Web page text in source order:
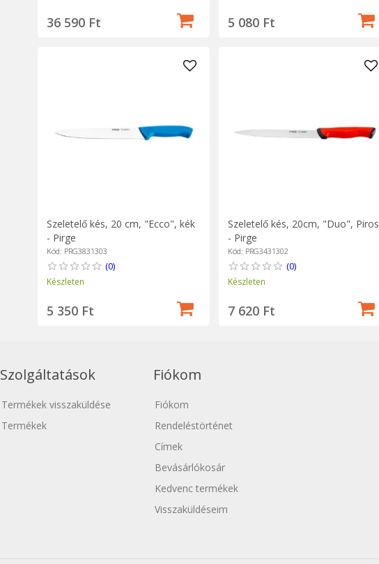
36 590 Ft 5 080 Ft
Szeletelő kés, 20 cm, "Ecco", kék
- Pirge
Kód: PRG3831303
(0)
Készleten
5 350 Ft
Szeletelő kés, 20cm, "Duo", Piros
- Pirge
Kód: PRG3431302
(0)
Készleten
7 620 Ft
Szolgáltatások
Termékek visszaküldése
Termékek
Fiókom
Fiókom
Rendeléstörténet
Címek
Bevásárlókosár
Kedvenc termékek
Visszaküldéseim